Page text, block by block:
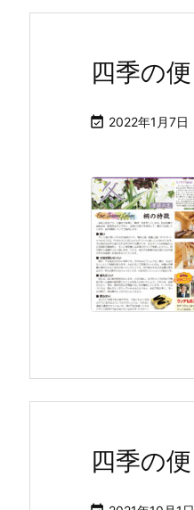
四季の
 2022年1月7日
四季の